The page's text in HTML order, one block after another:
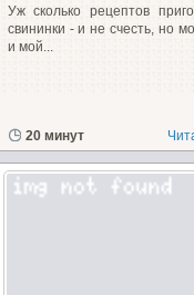
Уж сколько рецептов
свининки - и не счесть, но
и мой...
20 минут